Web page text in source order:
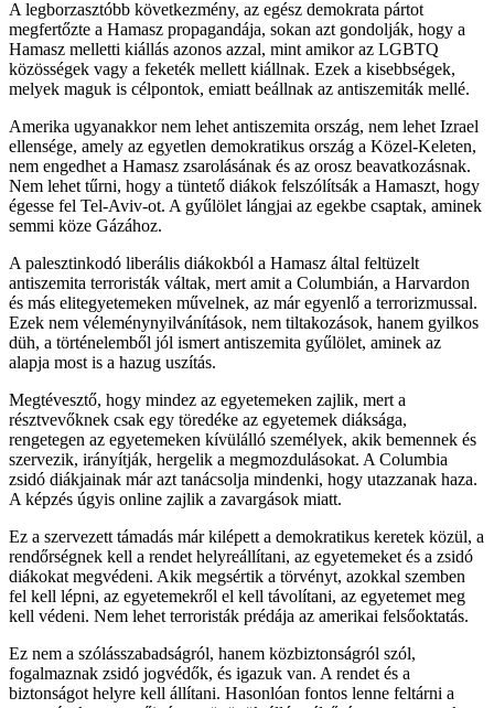
A legborzasztóbb következmény, az egész demokrata pártot
megfertőzte a Hamasz propagandája, sokan azt gondolják, hogy a
Hamasz melletti kiállás azonos azzal, mint amikor az LGBTQ
közösségek vagy a feketék mellett kiállnak. Ezek a kisebbségek,
melyek maguk is célpontok, emiatt beállnak az antiszemiták mellé.
Amerika ugyanakkor nem lehet antiszemita ország, nem lehet Izrael
ellensége, amely az egyetlen demokratikus ország a Közel-Keleten,
nem engedhet a Hamasz zsarolásának és az orosz beavatkozásnak.
Nem lehet tűrni, hogy a tüntető diákok felszólítsák a Hamaszt, hogy
égesse fel Tel-Aviv-ot. A gyűlölet lángjai az egekbe csaptak, aminek
semmi köze Gázához.
A palesztinkodó liberális diákokból a Hamasz által feltüzelt
antiszemita terroristák váltak, mert amit a Columbián, a Harvardon
és más elitegyetemeken művelnek, az már egyenlő a terrorizmussal.
Ezek nem véleménynyilvánítások, nem tiltakozások, hanem gyilkos
düh, a történelemből jól ismert antiszemita gyűlölet, aminek az
alapja most is a hazug uszítás.
Megtévesztő, hogy mindez az egyetemeken zajlik, mert a
résztvevőknek csak egy töredéke az egyetemek diáksága,
rengetegen az egyetemeken kívülálló személyek, akik bemennek és
szervezik, irányítják, hergelik a megmozdulásokat. A Columbia
zsidó diákjainak már azt tanácsolja mindenki, hogy utazzanak haza.
A képzés úgyis online zajlik a zavargások miatt.
Ez a szervezett támadás már kilépett a demokratikus keretek közül, a
rendőrségnek kell a rendet helyreállítani, az egyetemeket és a zsidó
diákokat megvédeni. Akik megsértik a törvényt, azokkal szemben
fel kell lépni, az egyetemekről el kell távolítani, az egyetemet meg
kell védeni. Nem lehet terroristák prédája az amerikai felsőoktatás.
Ez nem a szólásszabadságról, hanem közbiztonságról szól,
fogalmaznak zsidó jogvédők, és igazuk van. A rendet és a
biztonságot helyre kell állítani. Hasonlóan fontos lenne feltárni a